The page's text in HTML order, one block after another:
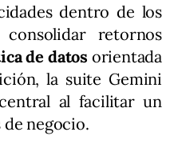
dentro de los
retornos
de datos orientada
la suite Gemini
al facilitar un
negocio.